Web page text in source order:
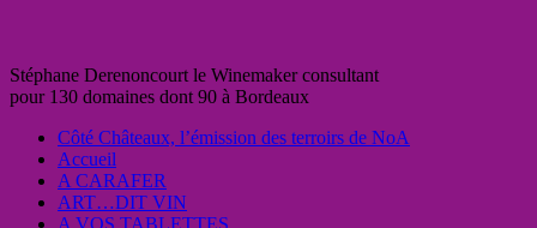
Stéphane Derenoncourt le Winemaker consultant
pour 130 domaines dont 90 à Bordeaux
Côté Châteaux, l’émission des terroirs de NoA
Accueil
A CARAFER
ART…DIT VIN